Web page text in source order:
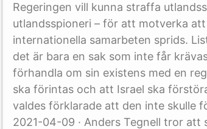
Regeringen vill kunna straffa
utlandsspioneri – för att motverka
internationella samarbeten sprids.
det är bara en sak som inte får
förhandla om sin existens med en
ska förintas och att Israel ska
valdes förklarade att den inte skulle
2021-04-09 · Anders Tegnell tror att